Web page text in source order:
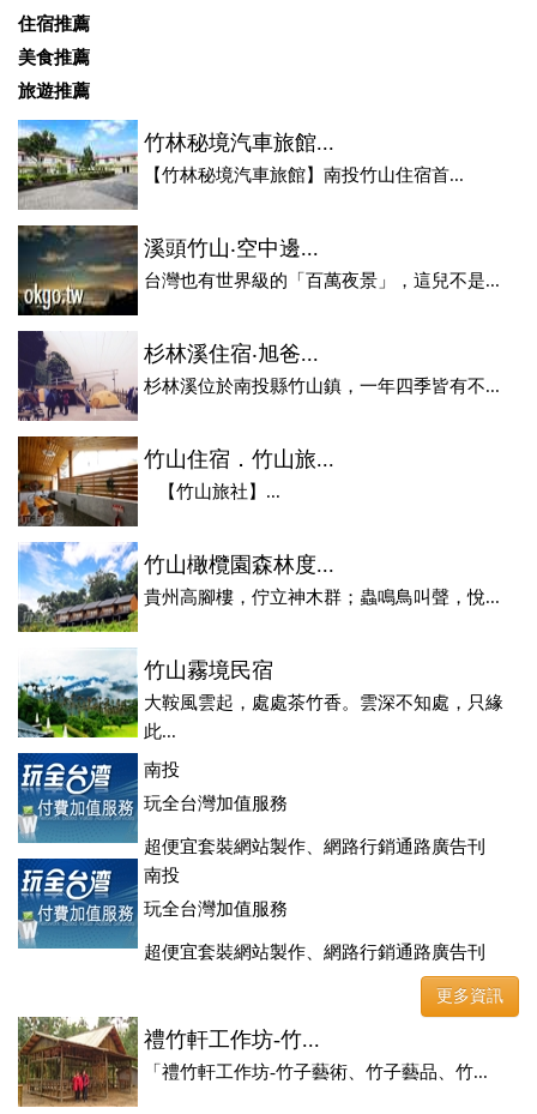
住宿推薦
美食推薦
旅遊推薦
竹林秘境汽車旅館...
【竹林秘境汽車旅館】南投竹山住宿首...
溪頭竹山‧空中邊...
台灣也有世界級的「百萬夜景」，這兒不是...
杉林溪住宿‧旭爸...
杉林溪位於南投縣竹山鎮，一年四季皆有不...
竹山住宿．竹山旅...
【竹山旅社】...
竹山橄欖園森林度...
貴州高腳樓，佇立神木群；蟲鳴鳥叫聲，悅...
竹山霧境民宿
大鞍風雲起，處處茶竹香。雲深不知處，只緣
此...
南投
玩全台灣加值服務
超便宜套裝網站製作、網路行銷通路廣告刊
登、訂房系統、客房委託旅行社銷售，全面優惠中....
南投
玩全台灣加值服務
超便宜套裝網站製作、網路行銷通路廣告刊
登、訂房系統、客房委託旅行社銷售，全面優惠中....
更多資訊
禮竹軒工作坊-竹...
「禮竹軒工作坊-竹子藝術、竹子藝品、竹...